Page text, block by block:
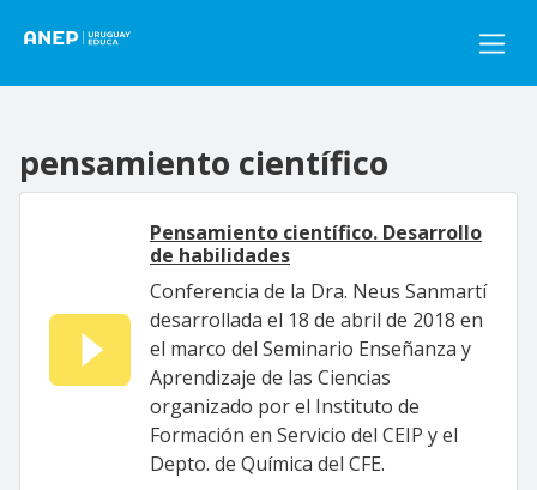
pensamiento científico
Pensamiento científico. Desarrollo
de habilidades
Conferencia de la Dra. Neus Sanmartí
desarrollada el 18 de abril de 2018 en
el marco del Seminario Enseñanza y
Aprendizaje de las Ciencias
organizado por el Instituto de
Formación en Servicio del CEIP y el
Depto. de Química del CFE.